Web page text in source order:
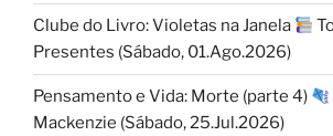
Clube do Livro: Violetas na Janela
Presentes (Sábado, 01.Ago.2026)
Pensamento e Vida: Morte (parte 4)
Mackenzie (Sábado, 25.Jul.2026)